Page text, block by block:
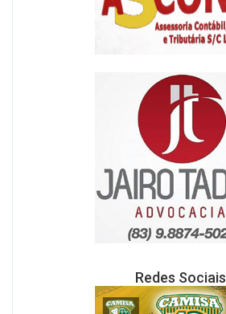
Redes Sociais